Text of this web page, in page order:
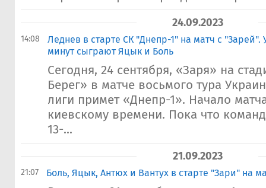
24.09.2023
14:08
Леднев в старте СК "Днепр-1" на матч с "Зарей".
минут сыграют Яцык и Боль
Сегодня, 24 сентября, «Заря» на
Берег» в матче восьмого тура
лиги примет «Днепр-1». Начало
киевскому времени. Пока что
13-...
21.09.2023
21:07 Боль, Яцык, Антюх и Вантух в старте "Зари" на